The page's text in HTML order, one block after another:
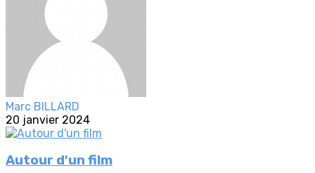
Marc BILLARD
20 janvier 2024
Autour d'un film